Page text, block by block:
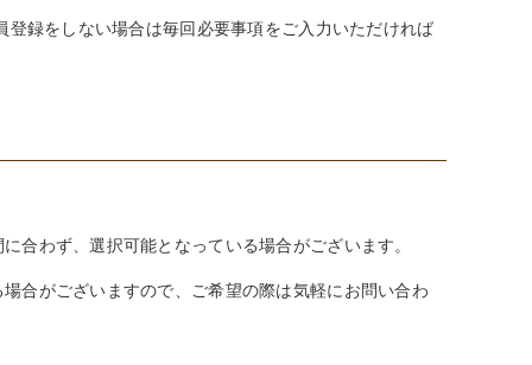
録をしない場合は毎回必要事項をご入力いただければ
合わず、選択可能となっている場合がございます。
合がございますので、ご希望の際は気軽にお問い合わ